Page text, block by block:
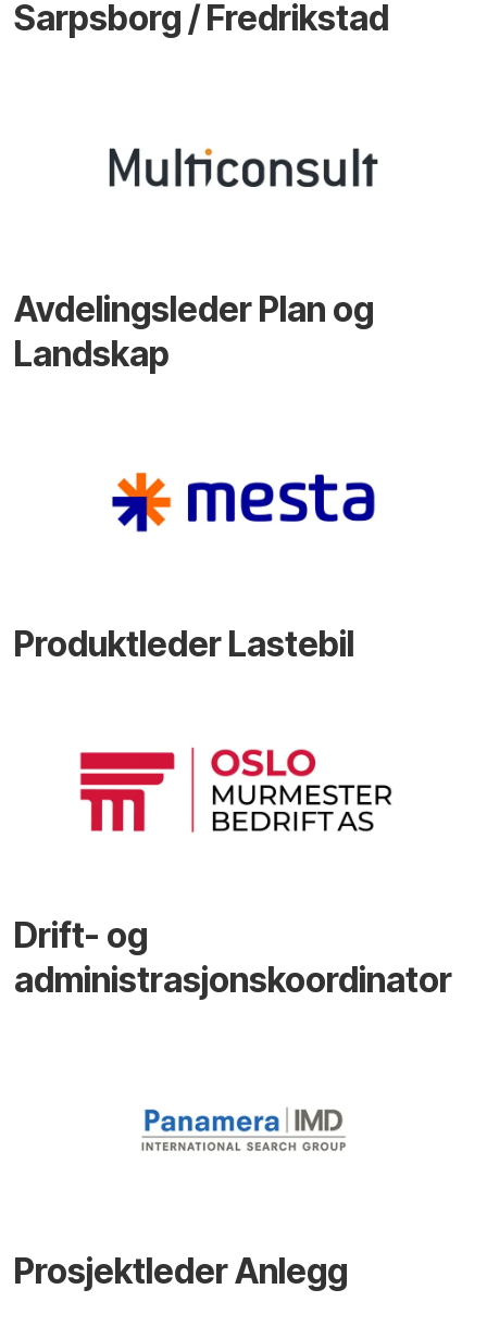
Sarpsborg / Fredrikstad
Avdelingsleder Plan og
Landskap
Produktleder Lastebil
Drift- og
administrasjonskoordinator
Prosjektleder Anlegg